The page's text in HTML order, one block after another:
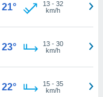
21° 13- 32
km/h
23° 13- 30
km/h
22° 15- 35
km/h